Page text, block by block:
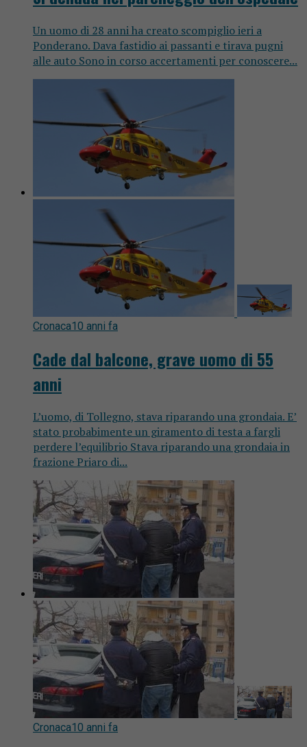
Un uomo di 28 anni ha creato scompiglio ieri a
Ponderano. Dava fastidio ai passanti e tirava pugni
alle auto Sono in corso accertamenti per conoscere...
Cronaca10 anni fa
Cade dal balcone, grave uomo di 55
anni
L’uomo, di Tollegno, stava riparando una grondaia. E’
stato probabimente un giramento di testa a fargli
perdere l’equilibrio Stava riparando una grondaia in
frazione Priaro di...
Cronaca10 anni fa